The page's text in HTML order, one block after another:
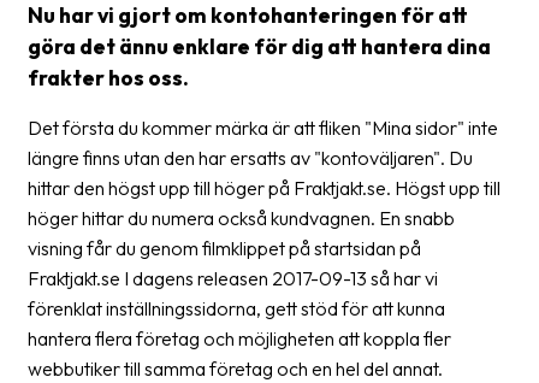
Leveransvillkor
Upphämtningar
Nedladdningar
Streckkodsläsare
Kundtjänst
Om
företaget
Nu har vi gjort om kontohanteringen för att
göra det ännu enklare för dig att hantera dina
frakter hos oss.
Det första du kommer märka är att fliken "Mina sidor" inte
längre finns utan den har ersatts av "kontoväljaren". Du
hittar den högst upp till höger på Fraktjakt.se. Högst upp till
höger hittar du numera också kundvagnen. En snabb
visning får du genom filmklippet på startsidan på
Fraktjakt.se I dagens releasen 2017-09-13 så har vi
förenklat inställningssidorna, gett stöd för att kunna
hantera flera företag och möjligheten att koppla fler
webbutiker till samma företag och en hel del annat.